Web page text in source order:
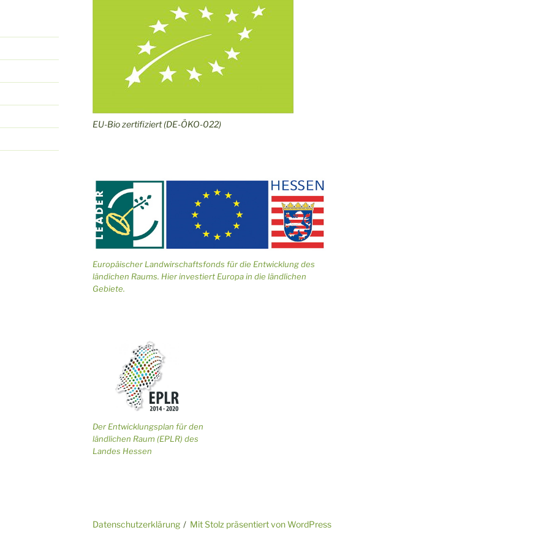
EU-Bio zertifiziert (DE-ÖKO-022)
Europäischer Landwirschaftsfonds für die Entwicklung des
ländichen Raums. Hier investiert Europa in die ländlichen
Gebiete.
Der Entwicklungsplan für den
ländlichen Raum (EPLR) des
Landes Hessen
Datenschutzerklärung Mit Stolz präsentiert von WordPress